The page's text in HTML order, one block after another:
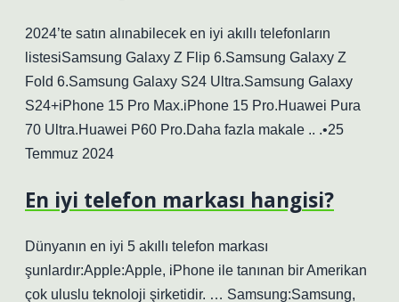
2024’te satın alınabilecek en iyi akıllı telefonların
listesiSamsung Galaxy Z Flip 6.Samsung Galaxy Z
Fold 6.Samsung Galaxy S24 Ultra.Samsung Galaxy
S24+iPhone 15 Pro Max.iPhone 15 Pro.Huawei Pura
70 Ultra.Huawei P60 Pro.Daha fazla makale .. .•25
Temmuz 2024
En iyi telefon markası hangisi?
Dünyanın en iyi 5 akıllı telefon markası
şunlardır:Apple:Apple, iPhone ile tanınan bir Amerikan
çok uluslu teknoloji şirketidir. … Samsung:Samsung,